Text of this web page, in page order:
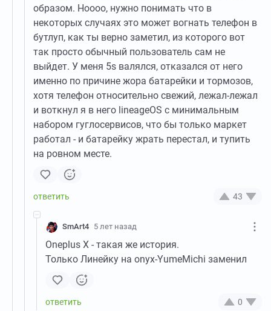
образом. Ноооо, нужно понимать что в
некоторых случаях это может вогнать телефон в
бутлуп, как ты верно заметил, из которого вот
так просто обычный пользователь сам не
выйдет. У меня 5s валялся, отказался от него
именно по причине жора батарейки и тормозов,
хотя телефон относительно свежий, лежал-лежал
и воткнул я в него lineageOS с минимальным
набором гуглосервисов, что бы только маркет
работал - и батарейку жрать перестал, и тупить
на ровном месте.
43
SmArt4 5 лет назад
Oneplus X - такая же история.
Только Линейку на onyx-YumeMichi заменил
0